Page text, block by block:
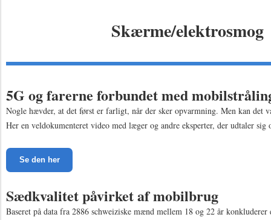
Skærme/elektrosmog
5G og farerne forbundet med
Nogle hævder, at det først er farligt, når der sker opvarmning. Men kan det
Her en veldokumenteret video med læger og andre eksperter, der udtaler sig
Se den her
Sædkvalitet påvirket af mobilbrug
Baseret på data fra 2886 schweiziske mænd mellem 18 og 22 år konkluderer